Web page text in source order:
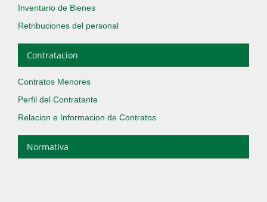
Inventario de Bienes
Retribuciones del personal
Contratacion
Contratos Menores
Perfil del Contratante
Relacion e Informacion de Contratos
Normativa